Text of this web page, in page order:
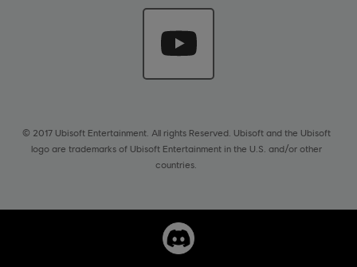
© 2017 Ubisoft Entertainment. All rights Reserved. Ubisoft and the Ubisoft
logo are trademarks of Ubisoft Entertainment in the U.S. and/or other
countries.